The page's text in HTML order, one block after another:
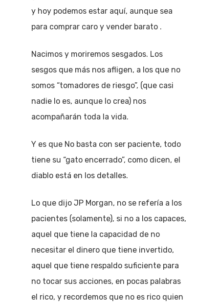
y hoy podemos estar aquí, aunque sea
para comprar caro y vender barato .
Nacimos y moriremos sesgados. Los
sesgos que más nos afligen, a los que no
somos “tomadores de riesgo”, (que casi
nadie lo es, aunque lo crea) nos
acompañarán toda la vida.
Y es que No basta con ser paciente, todo
tiene su “gato encerrado”, como dicen, el
diablo está en los detalles.
Lo que dijo JP Morgan, no se refería a los
pacientes (solamente), si no a los capaces,
aquel que tiene la capacidad de no
necesitar el dinero que tiene invertido,
aquel que tiene respaldo suficiente para
no tocar sus acciones, en pocas palabras
el rico, y recordemos que no es rico quien